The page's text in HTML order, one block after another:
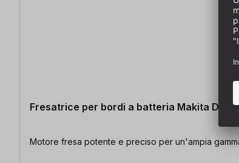
Fresatrice per bordi a batteria Makita
Motore fresa potente e preciso per un'ampia